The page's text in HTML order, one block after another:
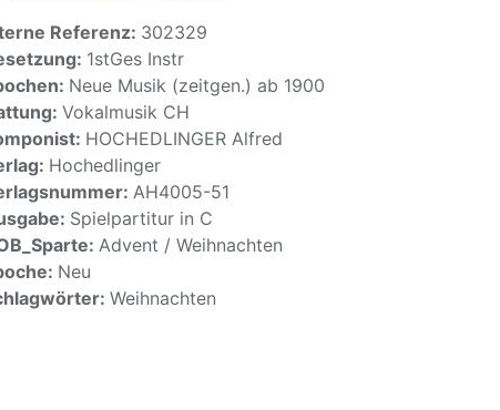
Referenz: 302329
1stGes Instr
Neue Musik (zeitgen.) ab 1900
Vokalmusik CH
HOCHEDLINGER Alfred
Hochedlinger
AH4005-51
Spielpartitur in C
Advent / Weihnachten
Neu
Weihnachten